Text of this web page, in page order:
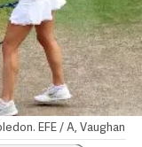
EFE / A, Vaughan